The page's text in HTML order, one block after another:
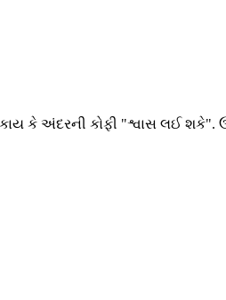
કે અંદરની કોફી "શ્વાસ લઈ શકે".